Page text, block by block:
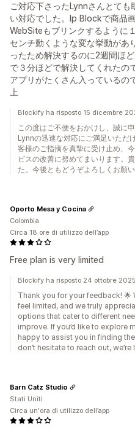
ご対応下さったLynnさんとて
い対応でした。Ip Blockで商品
WebSiteもブリンクするように
センチ動くような変な挙動があ
ったため解決するのに2週間ほ
で３分ほどで解決してくれたの
アプリがたくさん入っているの
上
Blockify ha risposto 15 dicembre
この度はご不便をおかけし、誠に
Lynnの迅速な対応にご満足いただ
客様のご指摘を真摯に受け止め、
ビスの改善に努めてまいります。
た。今後ともどうぞよろしくお願い
Free plan is very limited
Oporto Mesa y Cocina
Colombia
Circa 18 ore di utilizzo dell’app
Blockify ha risposto 24 ottobre 2025
Thank you for your feedback! 🌟
feel limited, and we truly
options that cater to different
improve. If you’d like to explore
happy to assist you in finding
don’t hesitate to reach out, we’re
Barn Catz Studio
Stati Uniti
Circa un'ora di utilizzo dell’app